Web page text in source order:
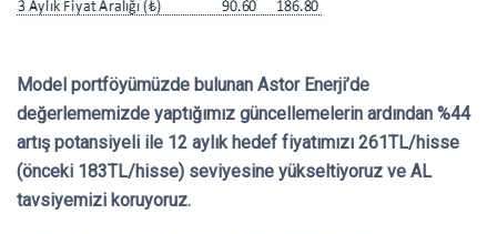
Model portföyümüzde bulunan Astor Enerji’de
değerlememizde yaptığımız güncellemelerin ardından %44
artış potansiyeli ile 12 aylık hedef fiyatımızı 261TL/hisse
(önceki 183TL/hisse) seviyesine yükseltiyoruz ve AL
tavsiyemizi koruyoruz.